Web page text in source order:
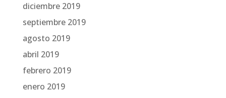
diciembre 2019
septiembre 2019
agosto 2019
abril 2019
febrero 2019
enero 2019